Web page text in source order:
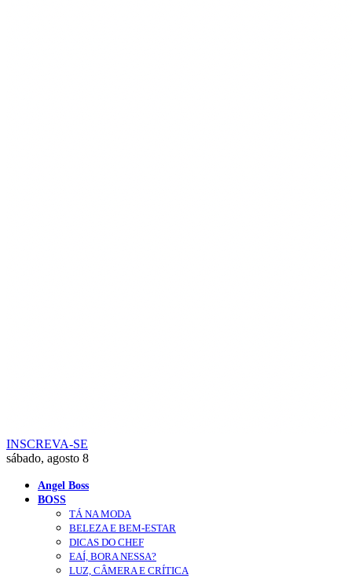
INSCREVA-SE
sábado, agosto 8
Angel Boss
BOSS
TÁ NA MODA
BELEZA E BEM-ESTAR
DICAS DO CHEF
EAÍ, BORA NESSA?
LUZ, CÂMERA E CRÍTICA